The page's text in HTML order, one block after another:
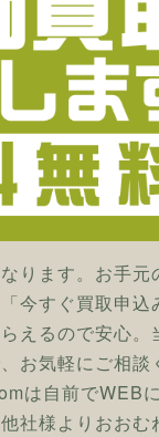
ります。お手
今すぐ買取申込
えるので安心
お気軽にご相談
は自前でWEB
社様よりおおむ